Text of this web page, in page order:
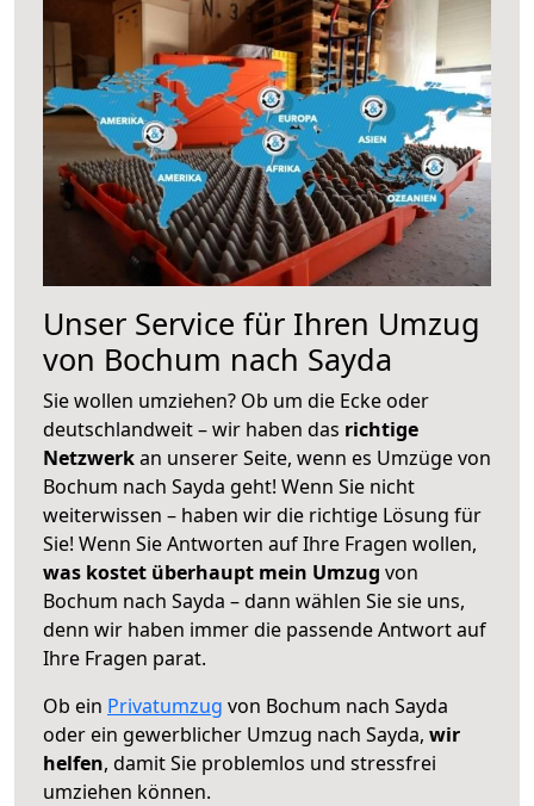
Unser Service für Ihren Umzug
von Bochum nach Sayda
Sie wollen umziehen? Ob um die Ecke oder
deutschlandweit – wir haben das richtige
Netzwerkan unserer Seite, wenn es Umzüge von
Bochum nach Sayda geht! Wenn Sie nicht
weiterwissen – haben wir die richtige Lösung für
Sie! Wenn Sie Antworten auf Ihre Fragen wollen,
was kostet überhaupt mein Umzug von
Bochum nach Sayda – dann wählen Sie sie uns,
denn wir haben immer die passende Antwort auf
Ihre Fragen parat.
Ob ein Privatumzug von Bochum nach Sayda
oder ein gewerblicher Umzug nach Sayda, wir
helfen, damit Sie problemlos und stressfrei
umziehen können.